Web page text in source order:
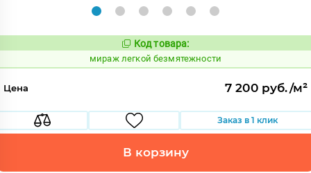
Код:
989879
Код товара:
мираж легкой безмятежности
Цена 7 200 руб./м²
Заказ в 1 клик
В корзину